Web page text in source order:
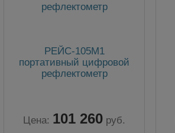
РЕЙС-105М1
портативный цифровой
рефлектометр
Цена: 101 260 руб.